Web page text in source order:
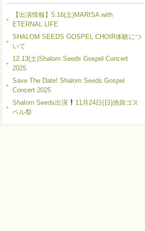
【出演情報】5.16(土)MARISA with
ETERNAL LIFE
SHALOM SEEDS GOSPEL CHOIR体験につ
いて
12.13(土)Shalom Seeds Gospel Concert
2025
Save The Date! Shalom Seeds Gospel
Concert 2025
Shalom Seeds出演
11月24日(日)池袋ゴス
ペル祭